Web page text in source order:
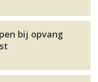
bij opvang